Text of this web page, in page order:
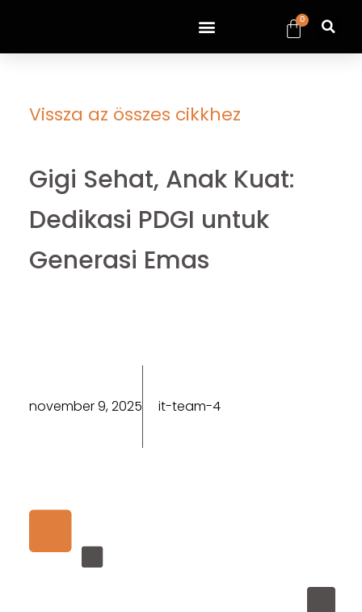
0
Vissza az összes cikkhez
Gigi Sehat, Anak Kuat:
Dedikasi PDGI untuk
Generasi Emas
november 9, 2025 it-team-4